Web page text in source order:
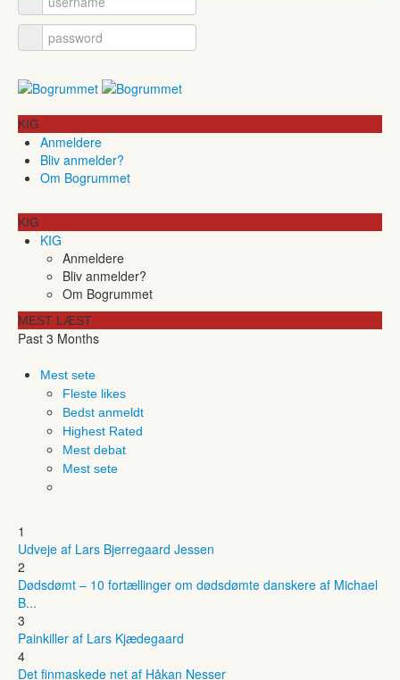
KIG
Anmeldere
Bliv anmelder?
Om Bogrummet
KIG
KIG
Anmeldere
Bliv anmelder?
Om Bogrummet
MEST LÆST
Past 3 Months
Mest sete
Fleste likes
Bedst anmeldt
Highest Rated
Mest debat
Mest sete
1
Udveje af Lars Bjerregaard Jessen
2
Dødsdømt – 10 fortællinger om dødsdømte danskere af Michael
B...
3
Painkiller af Lars Kjædegaard
4
Det finmaskede net af Håkan Nesser